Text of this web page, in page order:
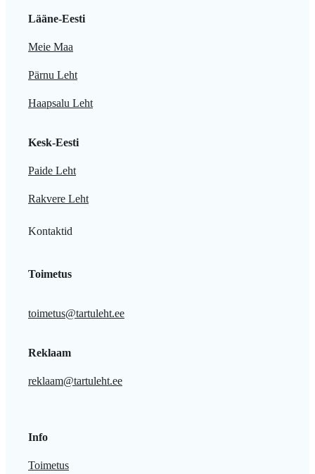
Lääne-Eesti
Meie Maa
Pärnu Leht
Haapsalu Leht
Kesk-Eesti
Paide Leht
Rakvere Leht
Kontaktid
Toimetus
toimetus@tartuleht.ee
Reklaam
reklaam@tartuleht.ee
Info
Toimetus